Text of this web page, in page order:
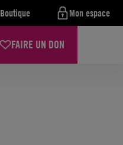
Boutique Mon espace
FAIRE UN DON